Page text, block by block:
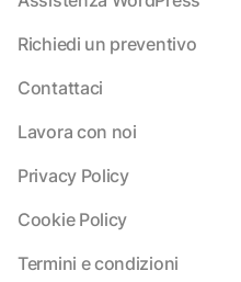
Richiedi un preventivo
Contattaci
Lavora con noi
Privacy Policy
Cookie Policy
Termini e condizioni